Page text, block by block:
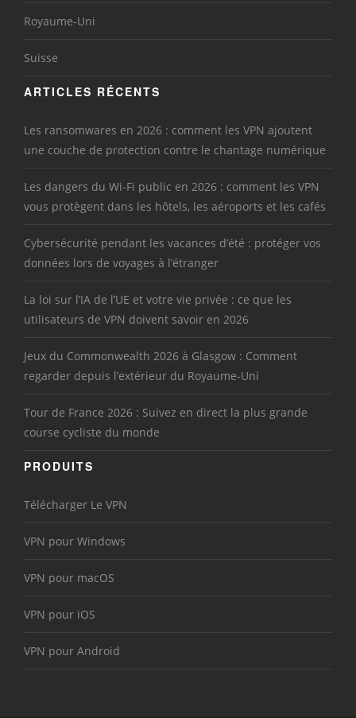
Royaume-Uni
Suisse
ARTICLES RÉCENTS
Les ransomwares en 2026 : comment les VPN ajoutent
une couche de protection contre le chantage numérique
Les dangers du Wi-Fi public en 2026 : comment les VPN
vous protègent dans les hôtels, les aéroports et les cafés
Cybersécurité pendant les vacances d’été : protéger vos
données lors de voyages à l’étranger
La loi sur l’IA de l’UE et votre vie privée : ce que les
utilisateurs de VPN doivent savoir en 2026
Jeux du Commonwealth 2026 à Glasgow : Comment
regarder depuis l’extérieur du Royaume-Uni
Tour de France 2026 : Suivez en direct la plus grande
course cycliste du monde
PRODUITS
Télécharger Le VPN
VPN pour Windows
VPN pour macOS
VPN pour iOS
VPN pour Android